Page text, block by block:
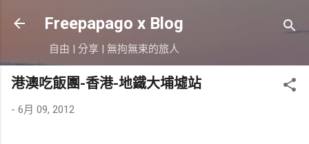
跳到主要內容
Freepapago x Blog
自由 | 分享 | 無拘無束的旅人
港澳吃飯團-香港-地鐵大埔墟站
- 6月 09, 2012